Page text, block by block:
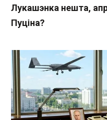
Лукашэнка нешта,
Пуціна?